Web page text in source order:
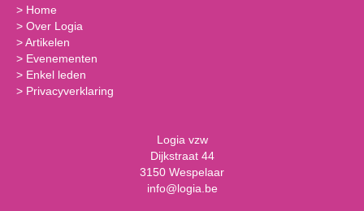
> Home
> Over Logia
>Artikelen
> Evenementen
> Enkel leden
> Privacyverklaring
Logia vzw
Dijkstraat 44
3150 Wespelaar
info@logia.be